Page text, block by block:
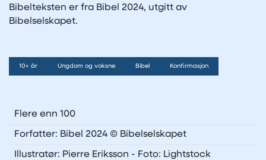
Bibelteksten er fra Bibel 2024, utgitt av
Bibelselskapet.
10+ år Ungdom og voksne Bibel Konfirmasjon
Flere enn 100
Forfatter: Bibel 2024 © Bibelselskapet
Illustratør: Pierre Eriksson - Foto: Lightstock